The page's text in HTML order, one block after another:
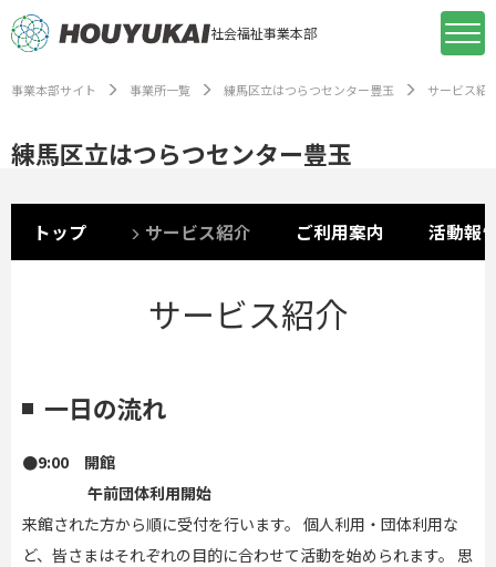
社会福祉事業本部
事業本部サイト 事業所一覧 練馬区立はつらつセンター豊玉 サービス紹
練馬区立はつらつセンター豊玉
トップ サービス紹介 ご利用案内 活動報
サービス紹介
一日の流れ
●9:00　開館
午前団体利用開始
来館された方から順に受付を行います。 個人利用・団体利用な
ど、皆さまはそれぞれの目的に合わせて活動を始められます。 思